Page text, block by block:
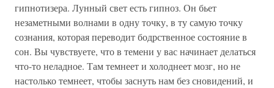
гипнотизера. Лунный свет есть гипноз. Он бьет
незаметными волнами в одну точку, в ту самую точку
сознания, которая переводит бодрственное состояние в
сон. Вы чувствуете, что в темени у вас начинает делаться
что-то неладное. Там темнеет и холоднеет мозг, но не
настолько темнеет, чтобы заснуть нам без сновидений, и